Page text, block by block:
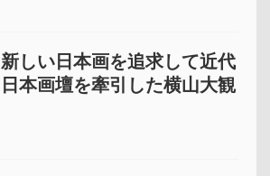
新しい日本画を追求して近代
日本画壇を牽引した横山大観